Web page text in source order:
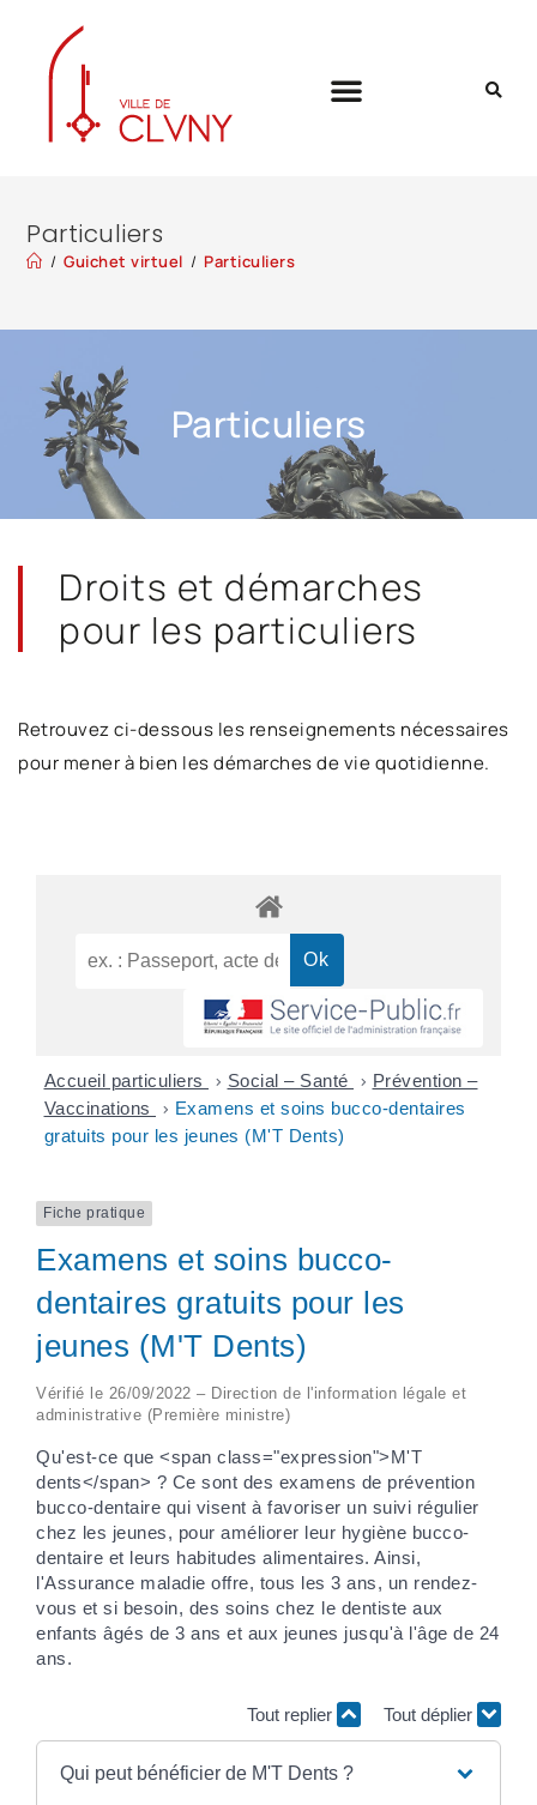
Particuliers
/ Guichet virtuel / Particuliers
Particuliers
Droits et démarches
pour les particuliers
Retrouvez ci-dessous les renseignements nécessaires
pour mener à bien les démarches de vie quotidienne.
Accueil particuliers > Social – Santé > Prévention –
Vaccinations
> Examens et soins bucco-dentaires
gratuits pour les jeunes (M'T Dents)
Fiche pratique
Examens et soins bucco-
dentaires gratuits pour les
jeunes (M'T Dents)
Vérifié le 26/09/2022 – Direction de l'information légale et
administrative (Première ministre)
Qu'est-ce que <span class="expression">M'T
dents</span> ? Ce sont des examens de prévention
bucco-dentaire qui visent à favoriser un suivi régulier
chez les jeunes, pour améliorer leur hygiène bucco-
dentaire et leurs habitudes alimentaires. Ainsi,
l'Assurance maladie offre, tous les 3 ans, un rendez-
vous et si besoin, des soins chez le dentiste aux
enfants âgés de 3 ans et aux jeunes jusqu'à l'âge de 24
ans.
Tout replier Tout déplier
Qui peut bénéficier de M'T Dents ?